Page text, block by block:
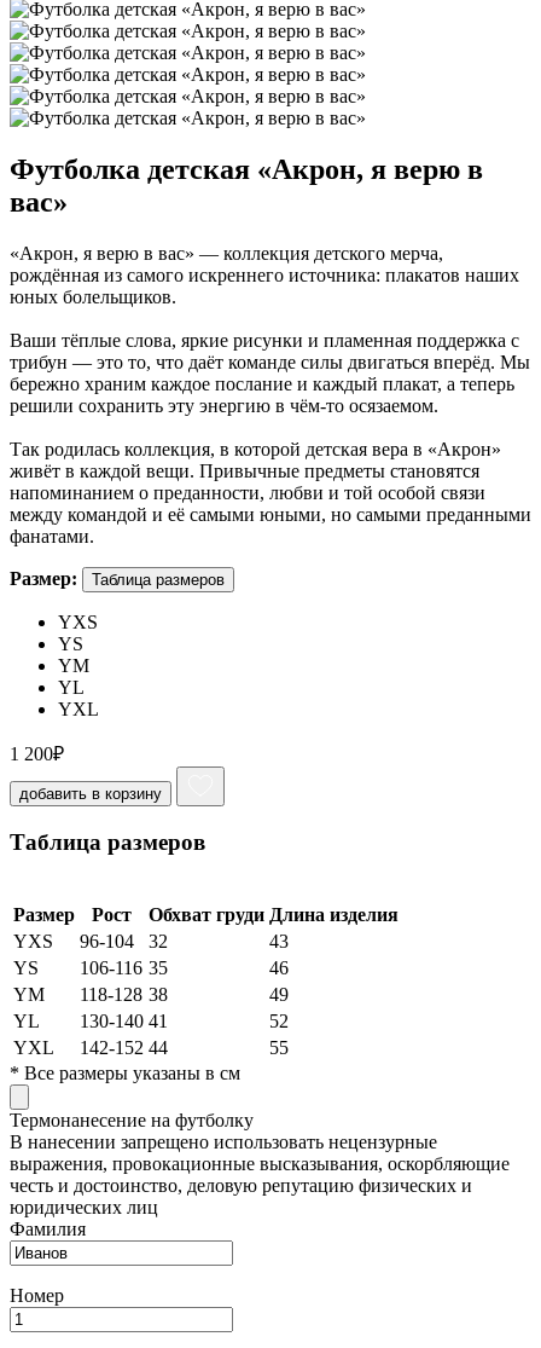
Футболка детская «Акрон, я верю в
вас»
«Акрон, я верю в вас» — коллекция детского мерча,
рождённая из самого искреннего источника: плакатов наших
юных болельщиков.
Ваши тёплые слова, яркие рисунки и пламенная поддержка с
трибун — это то, что даёт команде силы двигаться вперёд. Мы
бережно храним каждое послание и каждый плакат, а теперь
решили сохранить эту энергию в чём-то осязаемом.
Так родилась коллекция, в которой детская вера в «Акрон»
живёт в каждой вещи. Привычные предметы становятся
напоминанием о преданности, любви и той особой связи
между командой и её самыми юными, но самыми преданными
фанатами.
Размер: Таблица размеров
YXS
YS
YM
YL
YXL
1 200₽
добавить в корзину
Таблица размеров
Размер Рост Обхват груди Длина изделия
YXS
96-104 32
43
YS
106-116 35
46
YM
118-128 38
49
YL
130-140 41
52
YXL
142-152 44
55
* Все размеры указаны в см
Термонанесение на футболку
В нанесении запрещено использовать нецензурные
выражения, провокационные высказывания, оскорбляющие
честь и достоинство, деловую репутацию физических и
юридических лиц
Фамилия
Номер